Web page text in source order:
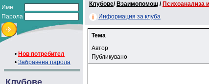
Име
Парола
• Нов потребител
• Забравена парола
Клубове
Клубове/ Взаимопомощ / Психоанализа
Информация за клуба
Тема
Автор
Публикувано